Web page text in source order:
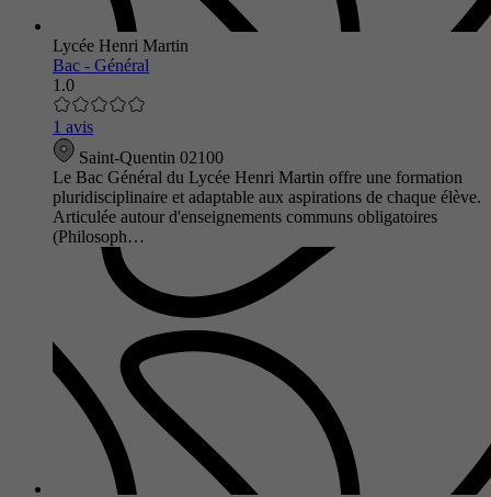
Lycée Henri Martin
Bac - Général
1.0
1 avis
Saint-Quentin 02100
Le Bac Général du Lycée Henri Martin offre une formation
pluridisciplinaire et adaptable aux aspirations de chaque élève.
Articulée autour d'enseignements communs obligatoires
(Philosoph…